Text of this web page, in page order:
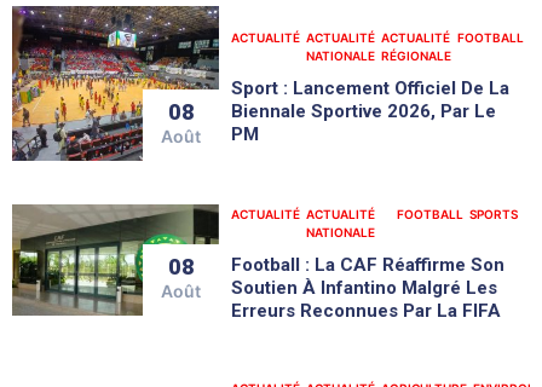
08
Août
ACTUALITÉ ACTUALITÉ
NATIONALE
ACTUALITÉ
RÉGIONALE
FOOTBALL
Sport : Lancement Officiel De La
Biennale Sportive 2026, Par Le
PM
08
Août
ACTUALITÉ ACTUALITÉ
NATIONALE
FOOTBALL SPORTS
Football : La CAF Réaffirme Son
Soutien À Infantino Malgré Les
Erreurs Reconnues Par La FIFA